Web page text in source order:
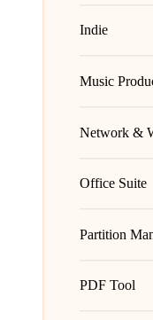
Indie
Music
Network &
Office Suite
Partition
PDF Tool